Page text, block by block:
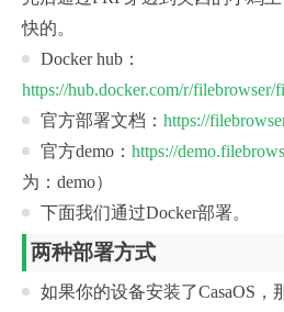
快的。
Docker hub：
https://hub.docker.com/r/filebrowser/
官方部署文档： https://
官方demo： https://
为：demo）
下面我们通过Docker部署。
两种部署方式
如果你的设备安装了CasaOS，